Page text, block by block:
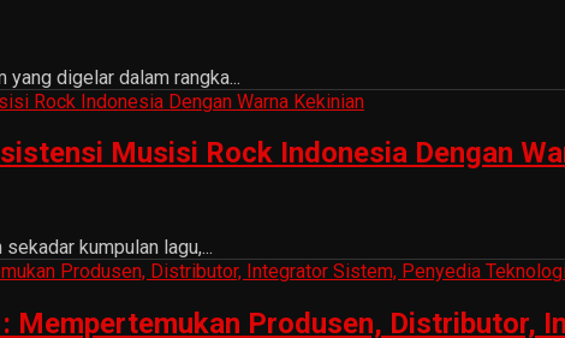
digelar dalam rangka...
Musisi Rock Indonesia Dengan
kumpulan lagu,...
: Mempertemukan Produsen, Distributor,